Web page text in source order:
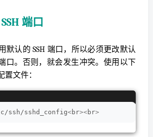
端口
默认的 SSH 端口，所以必须更改默认
口。否则，就会发生冲突。使用以下
置文件：
ssh/sshd_config<br><br>